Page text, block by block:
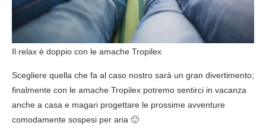
Il relax è doppio con le amache Tropilex
Scegliere quella che fa al caso nostro sarà un gran divertimento;
finalmente con le amache Tropilex potremo sentirci in vacanza
anche a casa e magari progettare le prossime avventure
comodamente sospesi per aria 🙂